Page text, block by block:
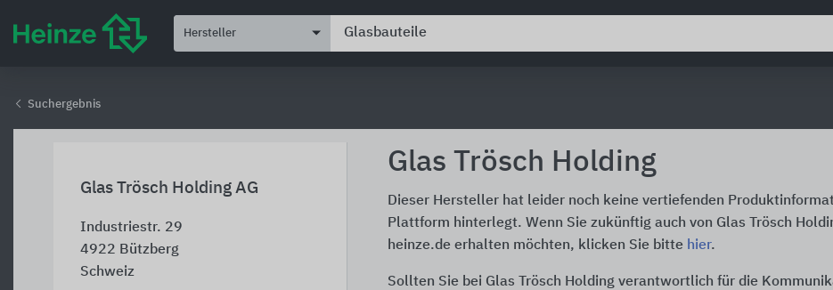
Hersteller
Suchergebnis
Glas Trösch Holding AG
Industriestr. 29
4922 Bützberg
Schweiz
Glas Trösch Holding
Dieser Hersteller hat leider noch keine vertiefenden
Plattform hinterlegt. Wenn Sie zukünftig auch von Glas Trösch
heinze.de erhalten möchten, klicken Sie bitte hier.
Sollten Sie bei Glas Trösch Holding verantwortlich für die